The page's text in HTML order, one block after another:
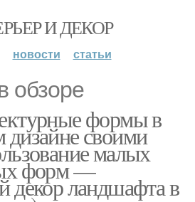
И ДЕКОР
новости статьи
обзоре
формы в
своими
малых
форм —
декор ландшафта в